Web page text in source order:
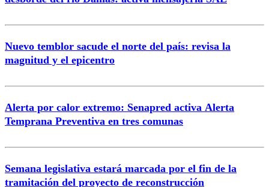
Nuevo temblor sacude el norte del país: revisa la
magnitud y el epicentro
Alerta por calor extremo: Senapred activa Alerta
Temprana Preventiva en tres comunas
Semana legislativa estará marcada por el fin de la
tramitación del proyecto de reconstrucción